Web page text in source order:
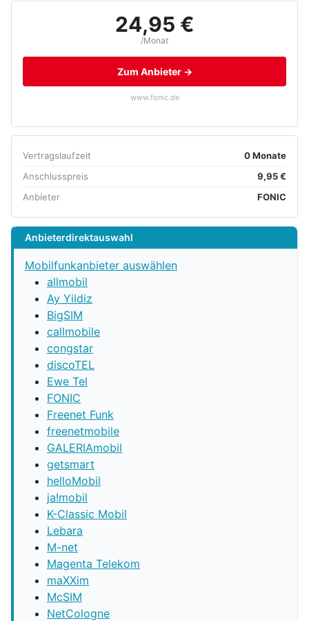
24,95 €
/Monat
Zum Anbieter →
www.fonic.de
Vertragslaufzeit
0 Monate
Anschlusspreis
9,95 €
Anbieter
FONIC
Anbieterdirektauswahl
Mobilfunkanbieter auswählen
allmobil
Ay Yildiz
BigSIM
callmobile
congstar
discoTEL
Ewe Tel
FONIC
Freenet Funk
freenetmobile
GALERIAmobil
getsmart
helloMobil
ja!mobil
K-Classic Mobil
Lebara
M-net
Magenta Telekom
maXXim
McSIM
NetCologne